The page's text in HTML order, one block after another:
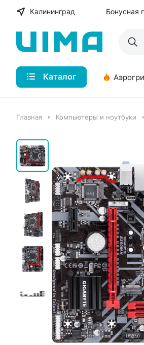
Калининград Бонусная
Каталог
Главная Компьютеры и ноутбуки